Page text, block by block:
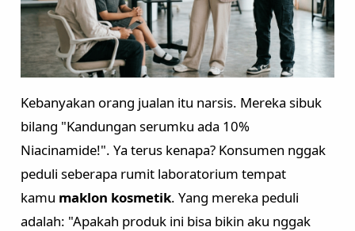
Kebanyakan orang jualan itu narsis. Mereka sibuk
bilang "Kandungan serumku ada 10%
Niacinamide!". Ya terus kenapa? Konsumen nggak
peduli seberapa rumit laboratorium tempat
kamu maklon kosmetik. Yang mereka peduli
adalah: "Apakah produk ini bisa bikin aku nggak